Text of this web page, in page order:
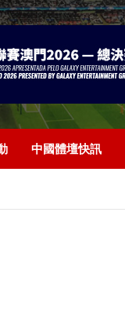
中國體壇快訊